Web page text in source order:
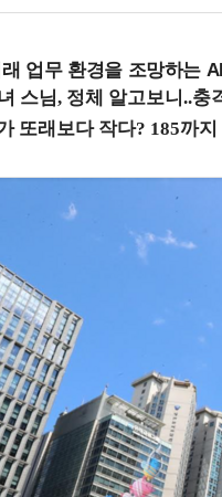
업무 환경을 조망하는